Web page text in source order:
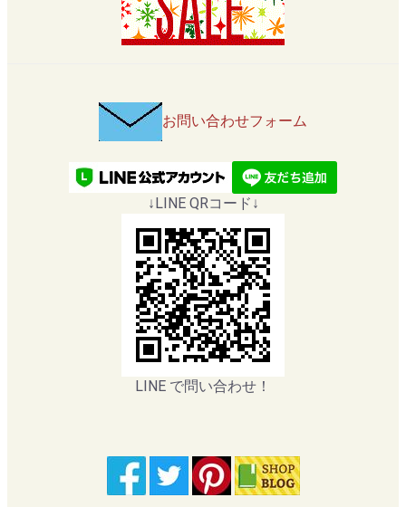
お問い合わせフォーム
↓LINE QRコード↓
LINE で問い合わせ！